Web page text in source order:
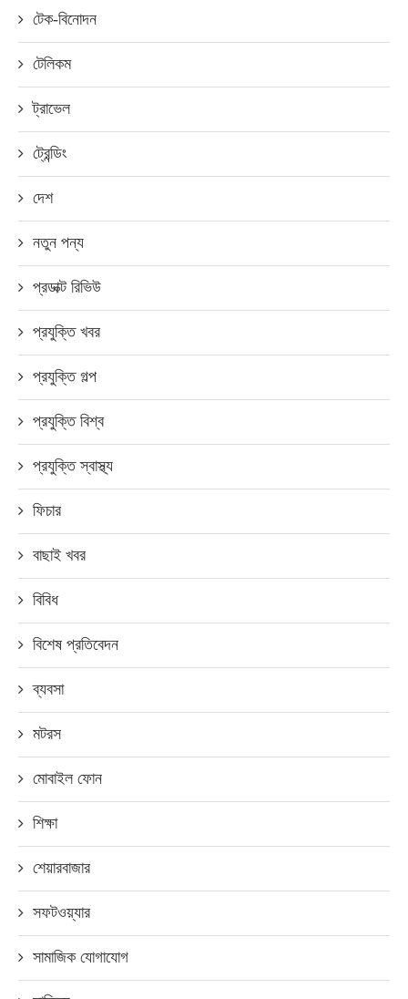
টেক-বিনোদন
টেলিকম
ট্রাভেল
ট্রেন্ডিং
দেশ
নতুন পন্য
প্রডাক্ট রিভিউ
প্রযুক্তি খবর
প্রযুক্তি গল্প
প্রযুক্তি বিশ্ব
প্রযুক্তি স্বাস্থ্য
ফিচার
বাছাই খবর
বিবিধ
বিশেষ প্রতিবেদন
ব্যবসা
মটরস
মোবাইল ফোন
শিক্ষা
শেয়ারবাজার
সফটওয়্যার
সামাজিক যোগাযোগ